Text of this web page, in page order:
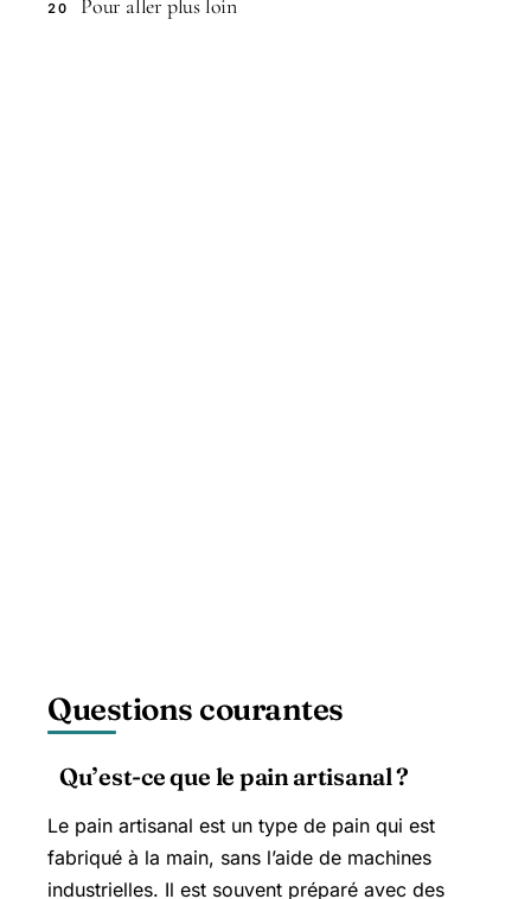
20 Pour aller plus loin
Questions courantes
Qu’est-ce que le pain artisanal ?
Le pain artisanal est un type de pain qui est
fabriqué à la main, sans l’aide de machines
industrielles. Il est souvent préparé avec des